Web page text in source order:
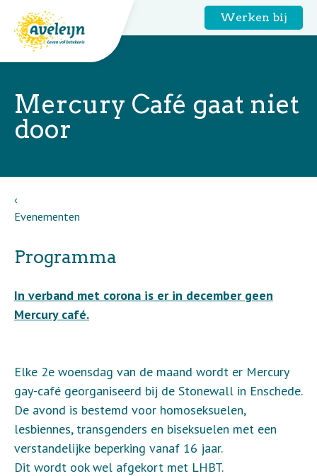
Werken bij
Mercury Café gaat niet
door
Evenementen
Programma
In verband met corona is er in december geen
Mercury café.
Elke 2e woensdag van de maand wordt er Mercury
gay-café georganiseerd bij de Stonewall in Enschede.
De avond is bestemd voor homoseksuelen,
lesbiennes, transgenders en biseksuelen met een
verstandelijke beperking vanaf 16 jaar.
Dit wordt ook wel afgekort met LHBT.